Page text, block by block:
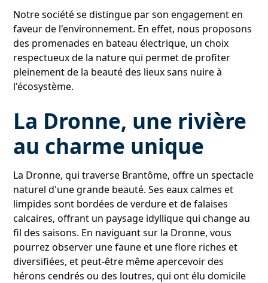
Notre société se distingue par son engagement en
faveur de l'environnement. En effet, nous proposons
des promenades en bateau électrique, un choix
respectueux de la nature qui permet de profiter
pleinement de la beauté des lieux sans nuire à
l'écosystème.
La Dronne, une rivière
au charme unique
La Dronne, qui traverse Brantôme, offre un spectacle
naturel d'une grande beauté. Ses eaux calmes et
limpides sont bordées de verdure et de falaises
calcaires, offrant un paysage idyllique qui change au
fil des saisons. En naviguant sur la Dronne, vous
pourrez observer une faune et une flore riches et
diversifiées, et peut-être même apercevoir des
hérons cendrés ou des loutres, qui ont élu domicile